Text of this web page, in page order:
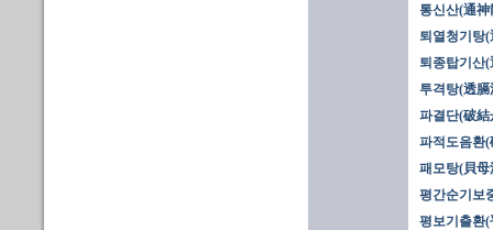
통신산(通神
퇴열청기탕
퇴종탑기산
투격탕(透膈
파결단(破結
파적도음환
패모탕(貝母
평간순기보
평보기출환